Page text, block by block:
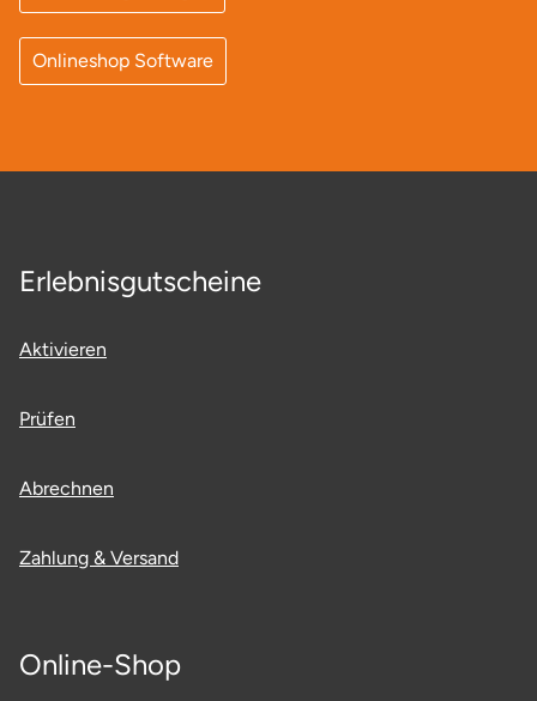
Onlineshop Software
Erlebnisgutscheine
Aktivieren
Prüfen
Abrechnen
Zahlung & Versand
Online-Shop
Main-Kinzig-Kreis
Meiningen